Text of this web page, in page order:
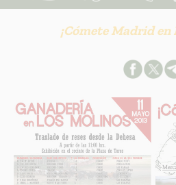
¡Cómete Madrid
Destinatarios:
Derechos:
link
Información adicional